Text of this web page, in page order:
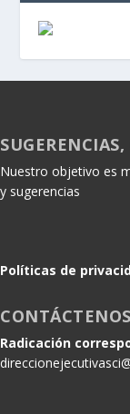
Nuestro objetivo es
y sugerencias
Políticas de
CONTÁCTENOS
Radicación